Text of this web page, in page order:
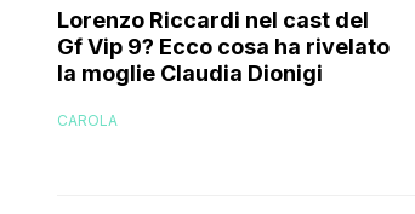
Lorenzo Riccardi nel cast del
Gf Vip 9? Ecco cosa ha rivelato
la moglie Claudia Dionigi
CAROLA